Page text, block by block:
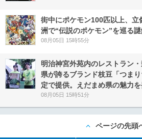
街中にポケモン100匹以上、
洲で“伝説のポケモン”を巡る謎
08月05日 15時55分
明治神宮外苑内のレストラン
県が誇るブランド枝豆「つま
定で提供。えだまめ県の魅力
08月05日 15時51分
ページの先頭